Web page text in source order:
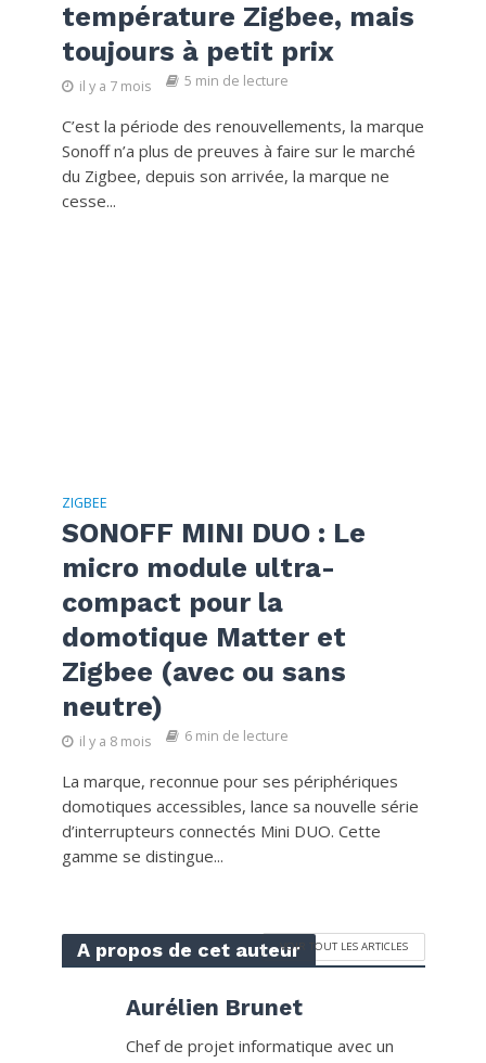
température Zigbee, mais
toujours à petit prix
il y a 7 mois 5 min de lecture
C’est la période des renouvellements, la marque
Sonoff n’a plus de preuves à faire sur le marché
du Zigbee, depuis son arrivée, la marque ne
cesse...
ZIGBEE
SONOFF MINI DUO : Le
micro module ultra-
compact pour la
domotique Matter et
Zigbee (avec ou sans
neutre)
il y a 8 mois 6 min de lecture
La marque, reconnue pour ses périphériques
domotiques accessibles, lance sa nouvelle série
d’interrupteurs connectés Mini DUO. Cette
gamme se distingue...
A propos de cet auteurVOIR TOUT LES ARTICLES
Aurélien Brunet
Chef de projet informatique avec un